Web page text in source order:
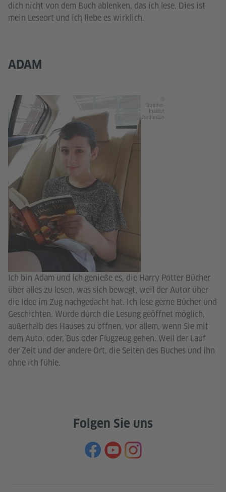
dich nicht von dem Buch ablenken, das ich lese. Dies ist
mein Leseort und ich liebe es wirklich.
ADAM
Goethe-
Institut
Jordanien
Ich bin Adam und ich genieße es, die Harry Potter Bücher
über alles zu lesen, was sich bewegt, weil der Autor über
die Idee im Zug nachgedacht hat. Ich lese gerne Bücher und
Geschichten. Wurde durch die Lesung geöffnet möglich,
außerhalb des Hauses zu öffnen, vor allem, wenn Sie mit
dem Auto, oder, Bus oder Flugzeug gehen. Weil der Lauf
der Zeit und der andere Ort, die Seiten des Buches und ihn
ohne ich fühle.
Folgen Sie uns